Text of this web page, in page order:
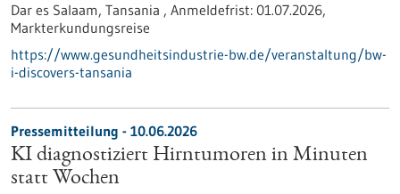
Dar es Salaam, Tansania , Anmeldefrist: 01.07.2026,
Markterkundungsreise
https://www.gesundheitsindustrie-bw.de/veranstaltung/bw-
i-discovers-tansania
Pressemitteilung - 10.06.2026
KI diagnostiziert Hirntumoren in Minuten
statt Wochen